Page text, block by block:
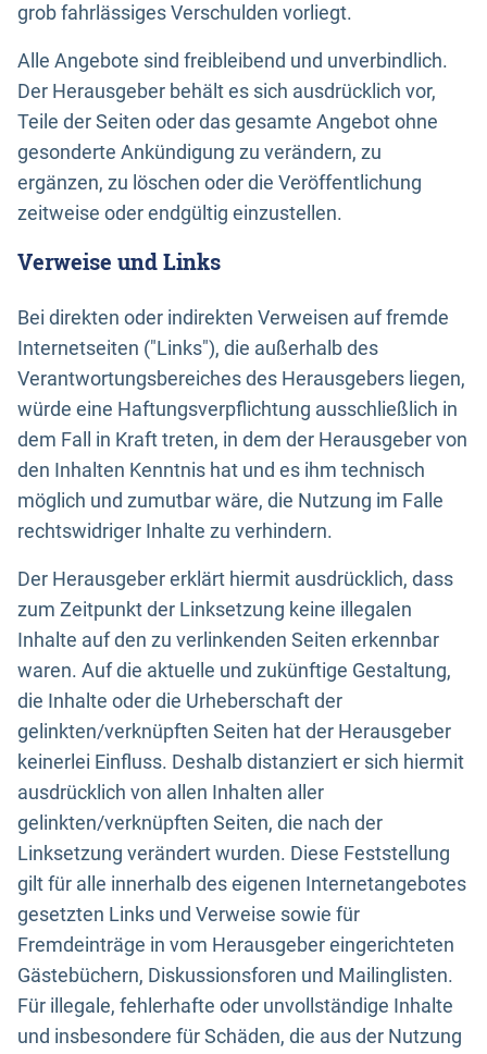
grob fahrlässiges Verschulden vorliegt.
Alle Angebote sind freibleibend und unverbindlich.
Der Herausgeber behält es sich ausdrücklich vor,
Teile der Seiten oder das gesamte Angebot ohne
gesonderte Ankündigung zu verändern, zu
ergänzen, zu löschen oder die Veröffentlichung
zeitweise oder endgültig einzustellen.
Verweise und Links
Bei direkten oder indirekten Verweisen auf fremde
Internetseiten ("Links"), die außerhalb des
Verantwortungsbereiches des Herausgebers liegen,
würde eine Haftungsverpflichtung ausschließlich in
dem Fall in Kraft treten, in dem der Herausgeber von
den Inhalten Kenntnis hat und es ihm technisch
möglich und zumutbar wäre, die Nutzung im Falle
rechtswidriger Inhalte zu verhindern.
Der Herausgeber erklärt hiermit ausdrücklich, dass
zum Zeitpunkt der Linksetzung keine illegalen
Inhalte auf den zu verlinkenden Seiten erkennbar
waren. Auf die aktuelle und zukünftige Gestaltung,
die Inhalte oder die Urheberschaft der
gelinkten/verknüpften Seiten hat der Herausgeber
keinerlei Einfluss. Deshalb distanziert er sich hiermit
ausdrücklich von allen Inhalten aller
gelinkten/verknüpften Seiten, die nach der
Linksetzung verändert wurden. Diese Feststellung
gilt für alle innerhalb des eigenen Internetangebotes
gesetzten Links und Verweise sowie für
Fremdeinträge in vom Herausgeber eingerichteten
Gästebüchern, Diskussionsforen und Mailinglisten.
Für illegale, fehlerhafte oder unvollständige Inhalte
und insbesondere für Schäden, die aus der Nutzung